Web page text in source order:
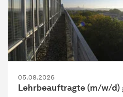
05.08.2026
Lehrbeauftragte (m/w/d)